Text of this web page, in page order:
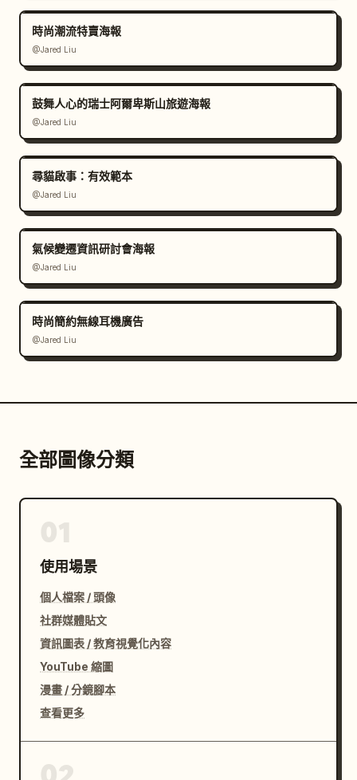
時尚潮流特賣海報
@Jared Liu
鼓舞人心的瑞士阿爾卑斯山旅遊海報
@Jared Liu
尋貓啟事：有效範本
@Jared Liu
氣候變遷資訊研討會海報
@Jared Liu
時尚簡約無線耳機廣告
@Jared Liu
全部圖像分類
使用場景
個人檔案 / 頭像
社群媒體貼文
資訊圖表 / 教育視覺化內容
YouTube 縮圖
漫畫 / 分鏡腳本
查看更多